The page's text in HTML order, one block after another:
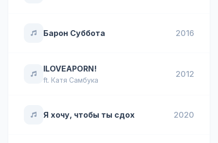
Барон Суббота 2016
ILOVEAPORN!
ft. Катя Самбука
2012
Я хочу, чтобы ты сдох 2020